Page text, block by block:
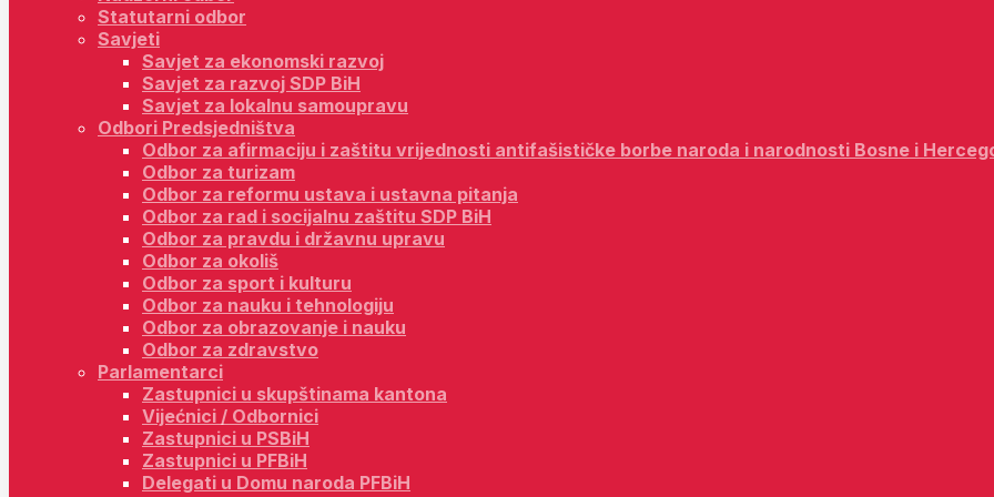
Statutarni odbor
Savjeti
Savjet za ekonomski razvoj
Savjet za razvoj SDP BiH
Savjet za lokalnu samoupravu
Odbori Predsjedništva
Odbor za afirmaciju i zaštitu vrijednosti antifašističke borbe naroda i narodnosti Bosne i
Odbor za turizam
Odbor za reformu ustava i ustavna pitanja
Odbor za rad i socijalnu zaštitu SDP BiH
Odbor za pravdu i državnu upravu
Odbor za okoliš
Odbor za sport i kulturu
Odbor za nauku i tehnologiju
Odbor za obrazovanje i nauku
Odbor za zdravstvo
Parlamentarci
Zastupnici u skupštinama kantona
Vijećnici / Odbornici
Zastupnici u PSBiH
Zastupnici u PFBiH
Delegati u Domu naroda PFBiH